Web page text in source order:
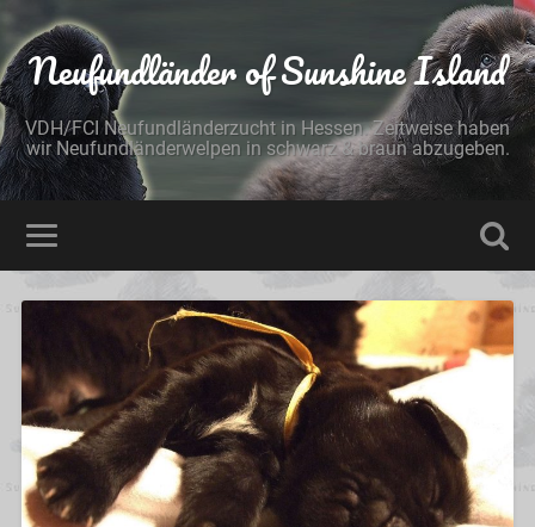
Neufundländer of Sunshine Island
VDH/FCI Neufundländerzucht in Hessen. Zeitweise haben
wir Neufundländerwelpen in schwarz & braun abzugeben.